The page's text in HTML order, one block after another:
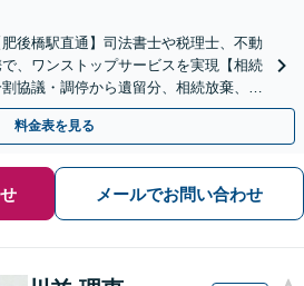
肥後橋駅直通】司法書士や税理士、不動
、ワンストップサービスを実現【相続
協議・調停から遺留分、相続放棄、遺
応！【全国出張可】
料金表を見る
メールでお問い合わせ